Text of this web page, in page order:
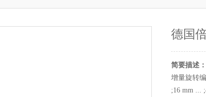
德国
简要描述：
增量旋转
;16 mm ...